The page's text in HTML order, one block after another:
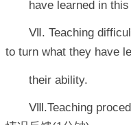
have learned in
Ⅶ. Teaching
to turn what they have
their ability.
Ⅷ.Teaching